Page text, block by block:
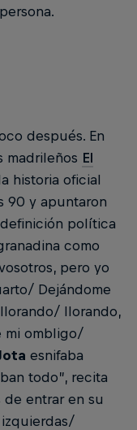
después. En
madrileños El
historia oficial
90 y apuntaron
política
como
pero yo
Dejándome
llorando,
mi ombligo/
esnifaba
todo”, recita
de entrar en su